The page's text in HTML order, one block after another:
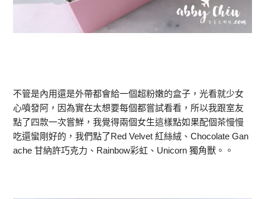
不管是內用還是外帶都會給一個超粉嫩的盒子，光看就少女
心噴發阿，因為實在太想要每個都嘗試看看，所以我跟室友
點了四款一次嘗鮮，我覺得兩個女生這樣點如果配個茶慢慢
吃還蠻剛好的，我們點了Red Velvet 紅絲絨、Chocolate Gan
ache 甘納許巧克力、Rainbow彩虹、Unicorn 獨角獸。。